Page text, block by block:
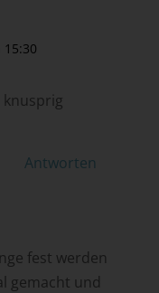
knusprig
Antworten
fest werden
gemacht und